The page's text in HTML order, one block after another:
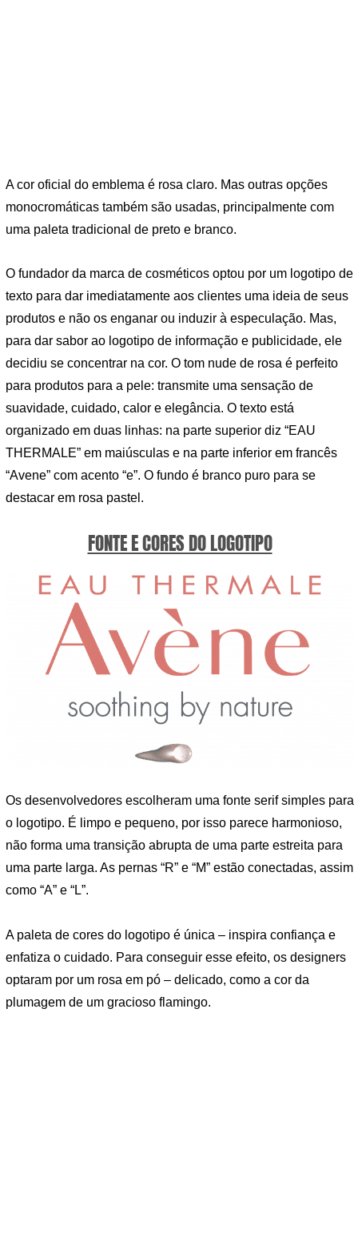
A cor oficial do emblema é rosa claro. Mas outras opções
monocromáticas também são usadas, principalmente com
uma paleta tradicional de preto e branco.
O fundador da marca de cosméticos optou por um logotipo de
texto para dar imediatamente aos clientes uma ideia de seus
produtos e não os enganar ou induzir à especulação. Mas,
para dar sabor ao logotipo de informação e publicidade, ele
decidiu se concentrar na cor. O tom nude de rosa é perfeito
para produtos para a pele: transmite uma sensação de
suavidade, cuidado, calor e elegância. O texto está
organizado em duas linhas: na parte superior diz “EAU
THERMALE” em maiúsculas e na parte inferior em francês
“Avene” com acento “e”. O fundo é branco puro para se
destacar em rosa pastel.
FONTE E CORES DO LOGOTIPO
Os desenvolvedores escolheram uma fonte serif simples para
o logotipo. É limpo e pequeno, por isso parece harmonioso,
não forma uma transição abrupta de uma parte estreita para
uma parte larga. As pernas “R” e “M” estão conectadas, assim
como “A” e “L”.
A paleta de cores do logotipo é única – inspira confiança e
enfatiza o cuidado. Para conseguir esse efeito, os designers
optaram por um rosa em pó – delicado, como a cor da
plumagem de um gracioso flamingo.